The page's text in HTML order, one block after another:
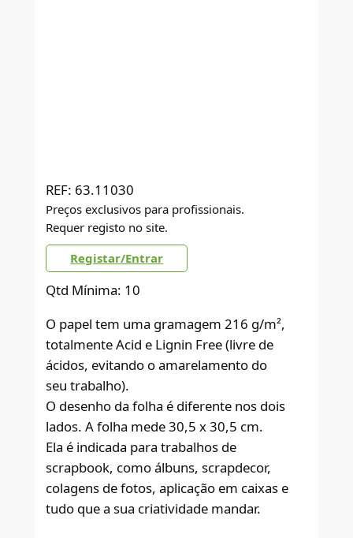
REF: 63.11030
Preços exclusivos para profissionais.
Requer registo no site.
Registar/Entrar
Qtd Mínima: 10
O papel tem uma gramagem 216 g/m²,
totalmente Acid e Lignin Free (livre de
ácidos, evitando o amarelamento do
seu trabalho).
O desenho da folha é diferente nos dois
lados. A folha mede 30,5 x 30,5 cm.
Ela é indicada para trabalhos de
scrapbook, como álbuns, scrapdecor,
colagens de fotos, aplicação em caixas e
tudo que a sua criatividade mandar.